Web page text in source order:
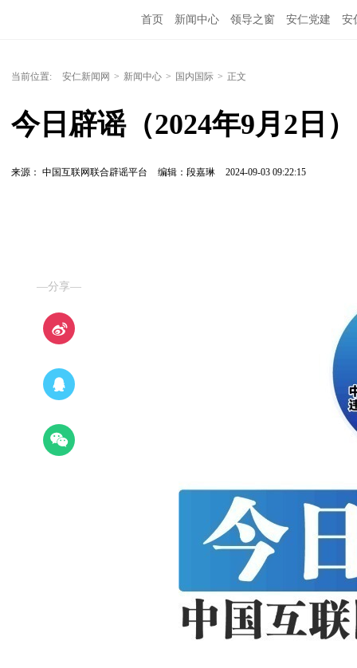
首页 新闻中心 领导之窗 安仁党建 安
当前位置: 安仁新闻网 > 新闻中心 > 国内国际 > 正文
今日辟谣（2024年9月2日）
来源： 中国互联网联合辟谣平台 编辑：段嘉琳 2024-09-03 09:22:15
—分享—